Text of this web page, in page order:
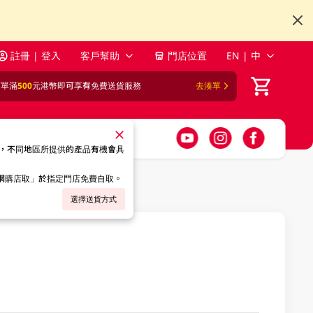
註冊 | 登入 客戶幫助 門店位置 EN | 中
滿500元港幣即可享有免費送貨服務 去湊單
不同地區所提供的產品有機會具
店取」於指定門店免費自取。
選擇送貨方式